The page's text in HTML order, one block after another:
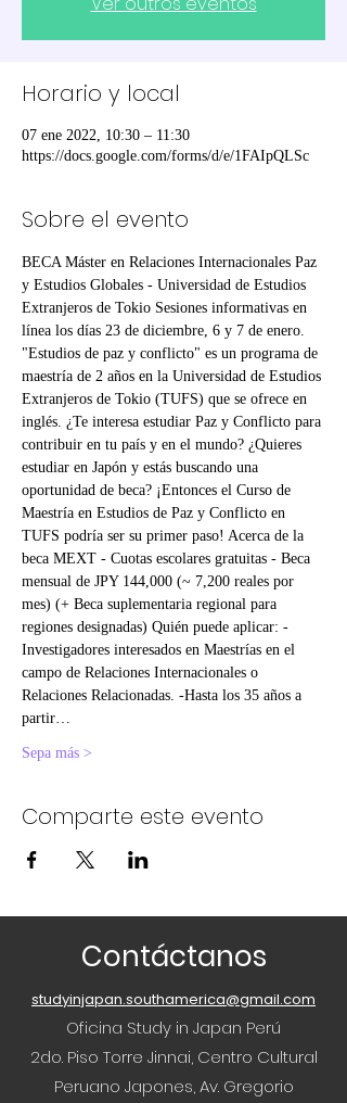
Horario y local
07 ene 2022, 10:30 – 11:30
https://docs.google.com/forms/d/e/1FAIpQLSc
Sobre el evento
BECA Máster en Relaciones Internacionales Paz
y Estudios Globales - Universidad de Estudios
Extranjeros de Tokio Sesiones informativas en
línea los días 23 de diciembre, 6 y 7 de enero.
"Estudios de paz y conflicto" es un programa de
maestría de 2 años en la Universidad de Estudios
Extranjeros de Tokio (TUFS) que se ofrece en
inglés. ¿Te interesa estudiar Paz y Conflicto para
contribuir en tu país y en el mundo? ¿Quieres
estudiar en Japón y estás buscando una
oportunidad de beca? ¡Entonces el Curso de
Maestría en Estudios de Paz y Conflicto en
TUFS podría ser su primer paso! Acerca de la
beca MEXT - Cuotas escolares gratuitas - Beca
mensual de JPY 144,000 (~ 7,200 reales por
mes) (+ Beca suplementaria regional para
regiones designadas) Quién puede aplicar: -
Investigadores interesados en Maestrías en el
campo de Relaciones Internacionales o
Relaciones Relacionadas. -Hasta los 35 años a
partir…
Sepa más >
Comparte este evento
Contáctanos
studyinjapan.southamerica@gmail.com
Oficina Study in Japan Perú
2do. Piso Torre Jinnai, Centro Cultural
Peruano Japones, Av. Gregorio